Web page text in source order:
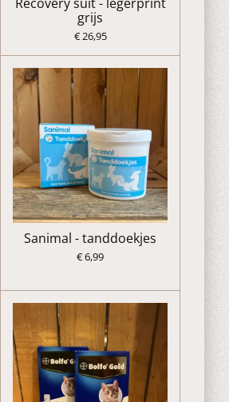
grijs
€ 26,95
Sanimal - tanddoekjes
€ 6,99